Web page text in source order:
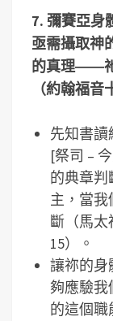
7. 彌賽亞身
亟需攝取神
的真理――
（約翰福音
先知書讀
[祭司 –
的典章判
主，當我
斷（馬太
15）。
讓祢的身
夠應驗我
的這個